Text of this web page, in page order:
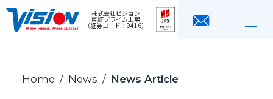
株式会社ビジョン
東証プライム上場
（証券コード：9416）
Home / News / News Article